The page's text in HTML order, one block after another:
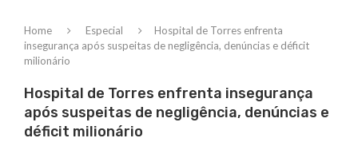
Home Especial
Hospital de Torres enfrenta
insegurança após suspeitas de negligência, denúncias e déficit
milionário
Hospital de Torres enfrenta insegurança
após suspeitas de negligência, denúncias e
déficit milionário